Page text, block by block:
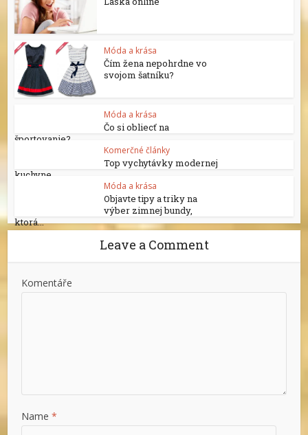
Móda a krása
Čím žena nepohrdne vo
svojom šatníku?
Móda a krása
Čo si obliecť na
športovanie?
Komerčné články
Top vychytávky modernej
kuchyne
Móda a krása
Objavte tipy a triky na
výber zimnej bundy,
ktorá...
Leave a Comment
Komentáře
Name *